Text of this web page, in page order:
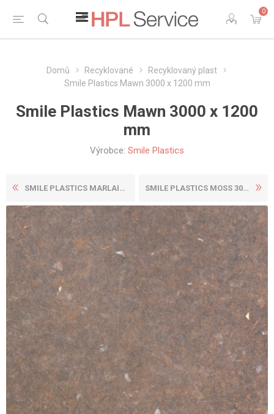
0
Domů Recyklované
Recyklovaný plast
Smile Plastics Mawn 3000 x 1200 mm
Smile Plastics Mawn 3000 x 1200
mm
Výrobce: Smile Plastics
SMILE PLASTICS MARLAIS 3000... SMILE PLASTICS MOSS 3000 X ...